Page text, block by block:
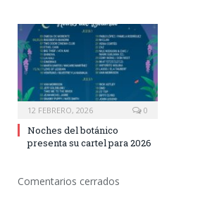
12 FEBRERO, 2026 0
Noches del botánico
presenta su cartel para 2026
Comentarios cerrados